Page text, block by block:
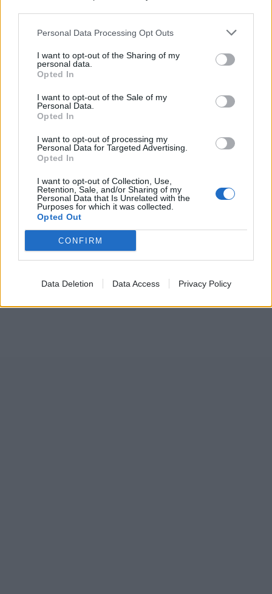
Personal Data Processing Opt Outs
I want to opt-out of the Sharing of my
personal data.
Opted In
I want to opt-out of the Sale of my
Personal Data.
Opted In
I want to opt-out of processing my
Personal Data for Targeted Advertising.
Opted In
I want to opt-out of Collection, Use,
Retention, Sale, and/or Sharing of my
Personal Data that Is Unrelated with the
Purposes for which it was collected.
Opted Out
CONFIRM
Data Deletion Data Access Privacy Policy